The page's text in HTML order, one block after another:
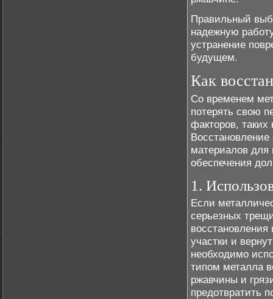
Правильный
надежную
устранение
будущем.
Как
Со временем
потерять свою
факторов, таких
материалов
обеспечения
1.
Если
серьезных
участки и
необходимо
типом металла
ржавчины и
предотвратить